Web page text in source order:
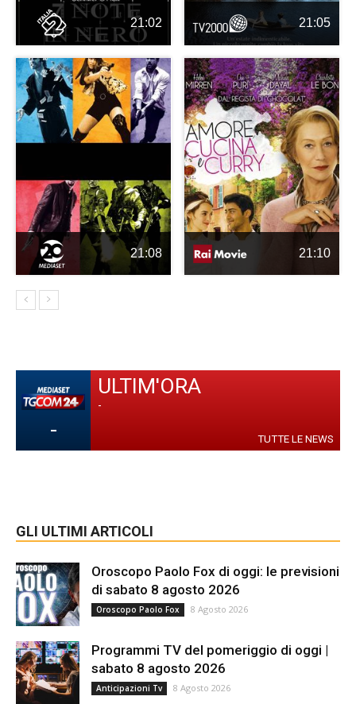
21:02 21:05
21:08 21:10
-
ULTIM'ORA
-
TUTTE LE NEWS
GLI ULTIMI ARTICOLI
Oroscopo Paolo Fox di oggi: le previsioni
di sabato 8 agosto 2026
Oroscopo Paolo Fox 8 Agosto 2026
Programmi TV del pomeriggio di oggi |
sabato 8 agosto 2026
Anticipazioni Tv 8 Agosto 2026